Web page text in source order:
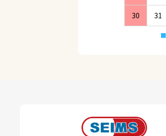
30 31
■